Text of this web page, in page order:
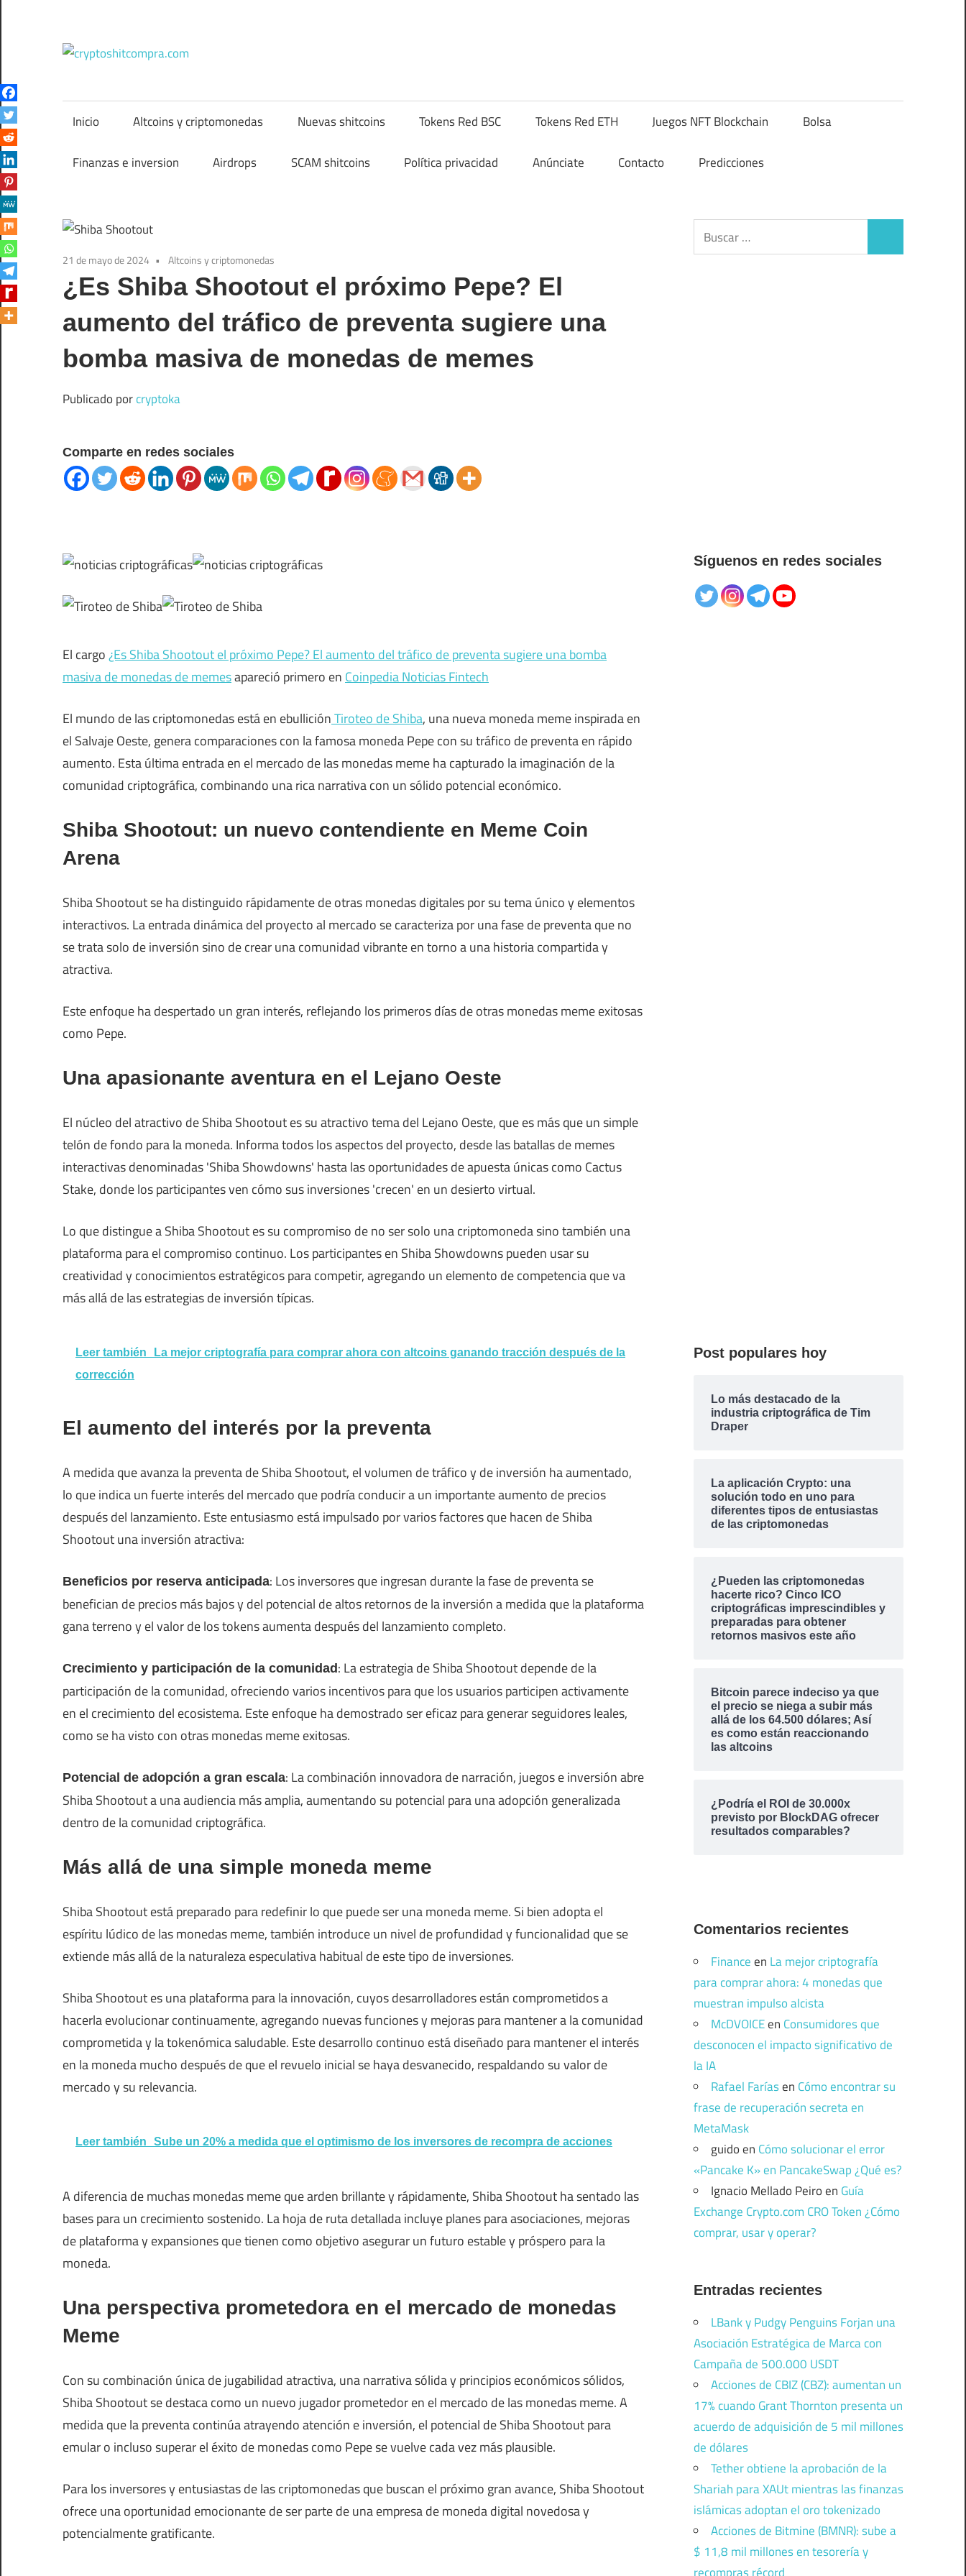
contenido
Inicio Altcoins y criptomonedas Nuevas shitcoins Tokens Red BSC Tokens Red ETH Juegos NFT Blockchain Bolsa
Finanzas e inversion Airdrops SCAM shitcoins Política privacidad Anúnciate Contacto Predicciones
21 de mayo de 2024 Altcoins y criptomonedas
¿Es Shiba Shootout el próximo Pepe? El
aumento del tráfico de preventa sugiere una
bomba masiva de monedas de memes
Publicado porcryptoka
Comparte en redes sociales
El cargo¿Es Shiba Shootout el próximo Pepe? El aumento del tráfico de preventa sugiere una bomba
masiva de monedas de memesapareció primero en Coinpedia Noticias Fintech
El mundo de las criptomonedas está en ebulliciónTiroteo de Shiba, una nueva moneda meme inspirada en
el Salvaje Oeste, genera comparaciones con la famosa moneda Pepe con su tráfico de preventa en rápido
aumento. Esta última entrada en el mercado de las monedas meme ha capturado la imaginación de la
comunidad criptográfica, combinando una rica narrativa con un sólido potencial económico.
Shiba Shootout: un nuevo contendiente en Meme Coin
Arena
Shiba Shootout se ha distinguido rápidamente de otras monedas digitales por su tema único y elementos
interactivos. La entrada dinámica del proyecto al mercado se caracteriza por una fase de preventa que no
se trata solo de inversión sino de crear una comunidad vibrante en torno a una historia compartida y
atractiva.
Este enfoque ha despertado un gran interés, reflejando los primeros días de otras monedas meme exitosas
como Pepe.
Una apasionante aventura en el Lejano Oeste
El núcleo del atractivo de Shiba Shootout es su atractivo tema del Lejano Oeste, que es más que un simple
telón de fondo para la moneda. Informa todos los aspectos del proyecto, desde las batallas de memes
interactivas denominadas 'Shiba Showdowns' hasta las oportunidades de apuesta únicas como Cactus
Stake, donde los participantes ven cómo sus inversiones 'crecen' en un desierto virtual.
Lo que distingue a Shiba Shootout es su compromiso de no ser solo una criptomoneda sino también una
plataforma para el compromiso continuo. Los participantes en Shiba Showdowns pueden usar su
creatividad y conocimientos estratégicos para competir, agregando un elemento de competencia que va
más allá de las estrategias de inversión típicas.
Leer también
La mejor criptografía para comprar ahora con altcoins ganando tracción después de la
corrección
El aumento del interés por la preventa
A medida que avanza la preventa de Shiba Shootout, el volumen de tráfico y de inversión ha aumentado,
lo que indica un fuerte interés del mercado que podría conducir a un importante aumento de precios
después del lanzamiento. Este entusiasmo está impulsado por varios factores que hacen de Shiba
Shootout una inversión atractiva:
Beneficios por reserva anticipada: Los inversores que ingresan durante la fase de preventa se
benefician de precios más bajos y del potencial de altos retornos de la inversión a medida que la plataforma
gana terreno y el valor de los tokens aumenta después del lanzamiento completo.
Crecimiento y participación de la comunidad: La estrategia de Shiba Shootout depende de la
participación de la comunidad, ofreciendo varios incentivos para que los usuarios participen activamente
en el crecimiento del ecosistema. Este enfoque ha demostrado ser eficaz para generar seguidores leales,
como se ha visto con otras monedas meme exitosas.
Potencial de adopción a gran escala: La combinación innovadora de narración, juegos e inversión abre
Shiba Shootout a una audiencia más amplia, aumentando su potencial para una adopción generalizada
dentro de la comunidad criptográfica.
Más allá de una simple moneda meme
Shiba Shootout está preparado para redefinir lo que puede ser una moneda meme. Si bien adopta el
espíritu lúdico de las monedas meme, también introduce un nivel de profundidad y funcionalidad que se
extiende más allá de la naturaleza especulativa habitual de este tipo de inversiones.
Shiba Shootout es una plataforma para la innovación, cuyos desarrolladores están comprometidos a
hacerla evolucionar continuamente, agregando nuevas funciones y mejoras para mantener a la comunidad
comprometida y la tokenómica saludable. Este desarrollo continuo está diseñado para mantener el interés
en la moneda mucho después de que el revuelo inicial se haya desvanecido, respaldando su valor de
mercado y su relevancia.
Leer también Sube un 20% a medida que el optimismo de los inversores de recompra de acciones
A diferencia de muchas monedas meme que arden brillante y rápidamente, Shiba Shootout ha sentado las
bases para un crecimiento sostenido. La hoja de ruta detallada incluye planes para asociaciones, mejoras
de plataforma y expansiones que tienen como objetivo asegurar un futuro estable y próspero para la
moneda.
Una perspectiva prometedora en el mercado de monedas
Meme
Con su combinación única de jugabilidad atractiva, una narrativa sólida y principios económicos sólidos,
Shiba Shootout se destaca como un nuevo jugador prometedor en el mercado de las monedas meme. A
medida que la preventa continúa atrayendo atención e inversión, el potencial de Shiba Shootout para
emular o incluso superar el éxito de monedas como Pepe se vuelve cada vez más plausible.
Para los inversores y entusiastas de las criptomonedas que buscan el próximo gran avance, Shiba Shootout
ofrece una oportunidad emocionante de ser parte de una empresa de moneda digital novedosa y
potencialmente gratificante.
Buscar:
Síguenos en redes sociales
Post populares hoy
Lo más destacado de la
industria criptográfica de Tim
Draper
La aplicación Crypto: una
solución todo en uno para
diferentes tipos de entusiastas
de las criptomonedas
¿Pueden las criptomonedas
hacerte rico? Cinco ICO
criptográficas imprescindibles y
preparadas para obtener
retornos masivos este año
Bitcoin parece indeciso ya que
el precio se niega a subir más
allá de los 64.500 dólares; Así
es como están reaccionando
las altcoins
¿Podría el ROI de 30.000x
previsto por BlockDAG ofrecer
resultados comparables?
Comentarios recientes
Financeen La mejor criptografía
para comprar ahora: 4 monedas que
muestran impulso alcista
McDVOICEen Consumidores que
desconocen el impacto significativo de
la IA
Rafael Faríasen Cómo encontrar su
frase de recuperación secreta en
MetaMask
guidoen Cómo solucionar el error
«Pancake K» en PancakeSwap ¿Qué es?
Ignacio Mellado Peiroen Guía
Exchange Crypto.com CRO Token ¿Cómo
comprar, usar y operar?
Entradas recientes
LBank y Pudgy Penguins Forjan una
Asociación Estratégica de Marca con
Campaña de 500.000 USDT
Acciones de CBIZ (CBZ): aumentan un
17% cuando Grant Thornton presenta un
acuerdo de adquisición de 5 mil millones
de dólares
Tether obtiene la aprobación de la
Shariah para XAUt mientras las finanzas
islámicas adoptan el oro tokenizado
Acciones de Bitmine (BMNR): sube a
$ 11,8 mil millones en tesorería y
recompras récord